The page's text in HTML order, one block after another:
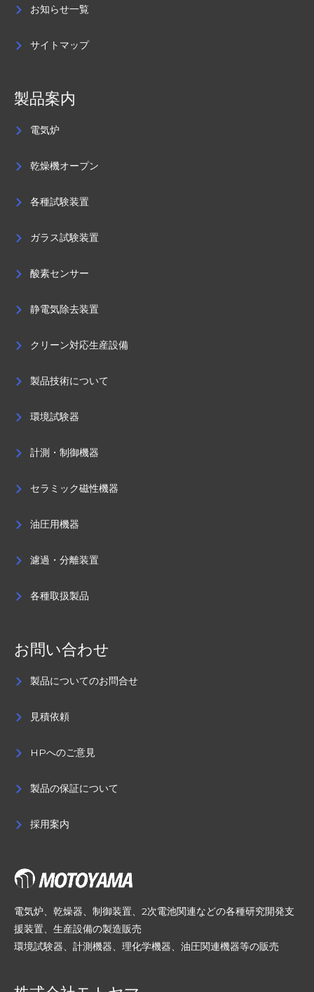
お知らせ一覧
サイトマップ
製品案内
電気炉
乾燥機オープン
各種試験装置
ガラス試験装置
酸素センサー
静電気除去装置
クリーン対応生産設備
製品技術について
環境試験器
計測・制御機器
セラミック磁性機器
油圧用機器
濾過・分離装置
各種取扱製品
お問い合わせ
製品についてのお問合せ
見積依頼
HPへのご意見
製品の保証について
採用案内
電気炉、乾燥器、制御装置、2次電池関連などの各種研究開発支
援装置、生産設備の製造販売
環境試験器、計測機器、理化学機器、油圧関連機器等の販売